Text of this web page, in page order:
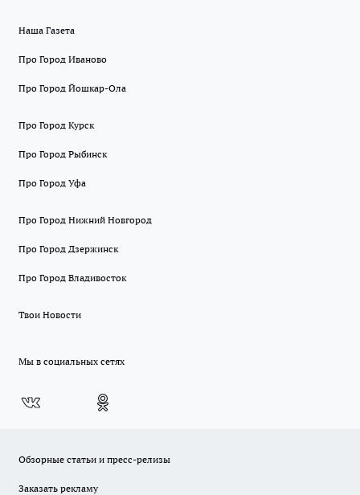
Наша Газета
Про Город Иваново
Про Город Йошкар-Ола
Про Город Курск
Про Город Рыбинск
Про Город Уфа
Про Город Нижний Новгород
Про Город Дзержинск
Про Город Владивосток
Твои Новости
Мы в социальных сетях
Обзорные статьи и пресс-релизы
Заказать рекламу